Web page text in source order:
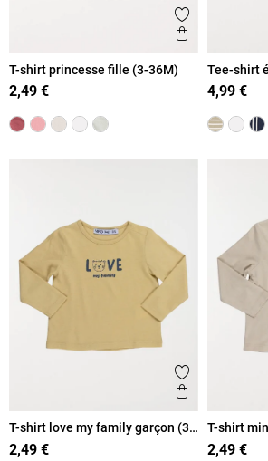
Ajouter aux
Aperçu rapide
T-shirt princesse fille (3-36M)
2,49 €
Tee-shirt
36M)
4,99 €
Ajouter aux
Aperçu rapide
T-shirt love my family garçon (3-
36M)
2,49 €
T-shirt
36M)
2,49 €